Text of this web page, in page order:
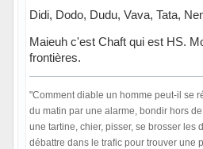
Didi, Dodo, Dudu, Vava, Tata,
Maieuh c'est Chaft qui est HS.
frontières.
"Comment diable un homme peut-il se
du matin par une alarme, bondir hors
une tartine, chier, pisser, se brosser les
débattre dans le trafic pour trouver une